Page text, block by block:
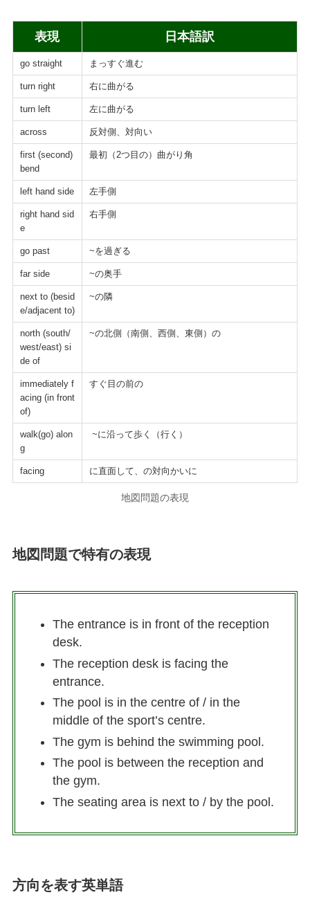
表現 日本語訳
go straight まっすぐ進む
turn right 右に曲がる
turn left 左に曲がる
across 反対側、対向い
first (second)
bend
最初（2つ目の）曲がり角
left hand side 左手側
right hand sid
e
右手側
go past ~を過ぎる
far side ~の奥手
next to (besid
e/adjacent to)
~の隣
north (south/
west/east) si
de of
~の北側（南側、西側、東側）の
immediately f
acing (in front
of)
すぐ目の前の
walk(go) alon
g
~に沿って歩く（行く）
facing に直面して、の対向かいに
地図問題の表現
地図問題で特有の表現
The entrance is in front of the reception
desk.
The reception desk is facing the
entrance.
The pool is in the centre of / in the
middle of the sport’s centre.
The gym is behind the swimming pool.
The pool is between the reception and
the gym.
The seating area is next to / by the pool.
方向を表す英単語